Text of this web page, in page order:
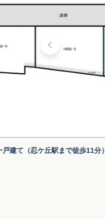
建て（忍ケ丘駅まで徒歩11分）